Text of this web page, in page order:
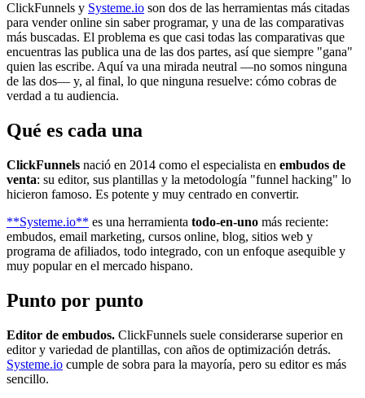
ClickFunnels y Systeme.io son dos de las herramientas más citadas
para vender online sin saber programar, y una de las comparativas
más buscadas. El problema es que casi todas las comparativas que
encuentras las publica una de las dos partes, así que siempre "gana"
quien las escribe. Aquí va una mirada neutral —no somos ninguna
de las dos— y, al final, lo que ninguna resuelve: cómo cobras de
verdad a tu audiencia.
Qué es cada una
ClickFunnels nació en 2014 como el especialista en embudos de
venta: su editor, sus plantillas y la metodología "funnel hacking" lo
hicieron famoso. Es potente y muy centrado en convertir.
**Systeme.io** es una herramienta todo-en-uno más reciente:
embudos, email marketing, cursos online, blog, sitios web y
programa de afiliados, todo integrado, con un enfoque asequible y
muy popular en el mercado hispano.
Punto por punto
Editor de embudos. ClickFunnels suele considerarse superior en
editor y variedad de plantillas, con años de optimización detrás.
Systeme.io cumple de sobra para la mayoría, pero su editor es más
sencillo.